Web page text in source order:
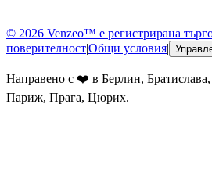
© 2026 Venzeo™ е регистрирана
поверителност|Общи условия|
Направено с ❤️ в Берлин,
Париж, Прага, Цюрих.